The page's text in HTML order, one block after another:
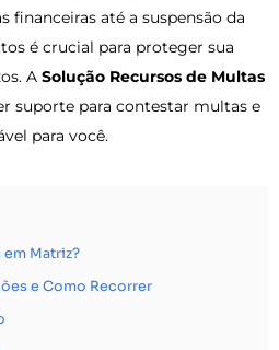
financeiras até a suspensão da
é crucial para proteger sua
A Solução Recursos de Multas
suporte para contestar multas e
para você.
Matriz?
e Como Recorrer